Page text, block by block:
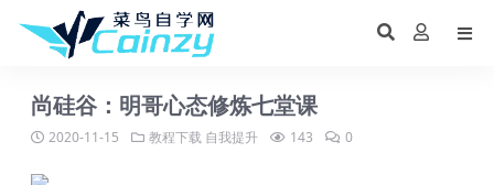
尚硅谷：明哥心态修炼七堂课
2020-11-15 教程下载 自我提升 143 0